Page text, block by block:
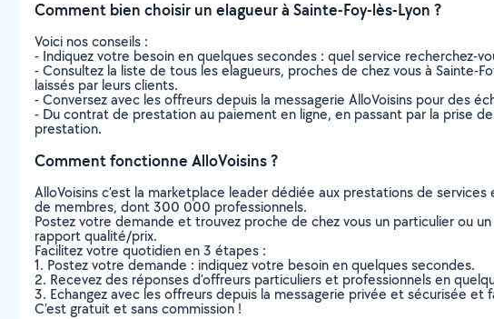
Comment bien choisir un elagueur à Sainte-Foy-lès-Lyon ?
Voici nos conseils :
- Indiquez votre besoin en quelques secondes : quel service recherchez-
- Consultez la liste de tous les elagueurs, proches de chez vous à Sainte-
laissés par leurs clients.
- Conversez avec les offreurs depuis la messagerie AlloVoisins pour des
- Du contrat de prestation au paiement en ligne, en passant par la prise
prestation.
Comment fonctionne AlloVoisins ?
AlloVoisins c’est la marketplace leader dédiée aux prestations de
de membres, dont 300 000 professionnels.
Postez votre demande et trouvez proche de chez vous un particulier ou
rapport qualité/prix.
Facilitez votre quotidien en 3 étapes :
1. Postez votre demande : indiquez votre besoin en quelques secondes.
2. Recevez des réponses d’offreurs particuliers et professionnels en
3. Echangez avec les offreurs depuis la messagerie privée et sécurisée et
C’est gratuit et sans commission !